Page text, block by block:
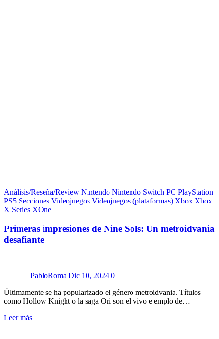
Análisis/Reseña/Review Nintendo Nintendo Switch PC PlayStation
PS5 Secciones Videojuegos Videojuegos (plataformas) Xbox Xbox
X Series XOne
Primeras impresiones de Nine Sols: Un metroidvania
desafiante
PabloRoma Dic 10, 2024 0
Últimamente se ha popularizado el género metroidvania. Títulos
como Hollow Knight o la saga Ori son el vivo ejemplo de…
Leer más